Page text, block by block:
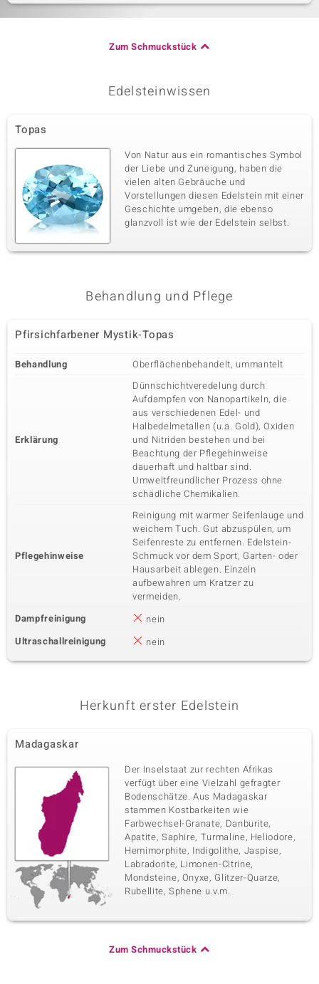
Zum Schmuckstück
Edelsteinwissen
Topas
Von Natur aus ein romantisches Symbol
der Liebe und Zuneigung, haben die
vielen alten Gebräuche und
Vorstellungen diesen Edelstein mit einer
Geschichte umgeben, die ebenso
glanzvoll ist wie der Edelstein selbst.
Behandlung und Pflege
Pfirsichfarbener Mystik-Topas
Behandlung Oberflächenbehandelt, ummantelt
Erklärung
Dünnschichtveredelung durch
Aufdampfen von Nanopartikeln, die
aus verschiedenen Edel- und
Halbedelmetallen (u.a. Gold), Oxiden
und Nitriden bestehen und bei
Beachtung der Pflegehinweise
dauerhaft und haltbar sind.
Umweltfreundlicher Prozess ohne
schädliche Chemikalien.
Pflegehinweise
Reinigung mit warmer Seifenlauge und
weichem Tuch. Gut abzuspülen, um
Seifenreste zu entfernen. Edelstein-
Schmuck vor dem Sport, Garten- oder
Hausarbeit ablegen. Einzeln
aufbewahren um Kratzer zu
vermeiden.
Dampfreinigung
nein
Ultraschallreinigung
nein
Herkunft erster Edelstein
Madagaskar
Der Inselstaat zur rechten Afrikas
verfügt über eine Vielzahl gefragter
Bodenschätze. Aus Madagaskar
stammen Kostbarkeiten wie
Farbwechsel-Granate, Danburite,
Apatite, Saphire, Turmaline, Heliodore,
Hemimorphite, Indigolithe, Jaspise,
Labradorite, Limonen-Citrine,
Mondsteine, Onyxe, Glitzer-Quarze,
Rubellite, Sphene u.v.m.
Zum Schmuckstück